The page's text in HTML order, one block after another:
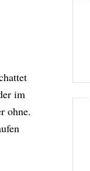
im
ohne.